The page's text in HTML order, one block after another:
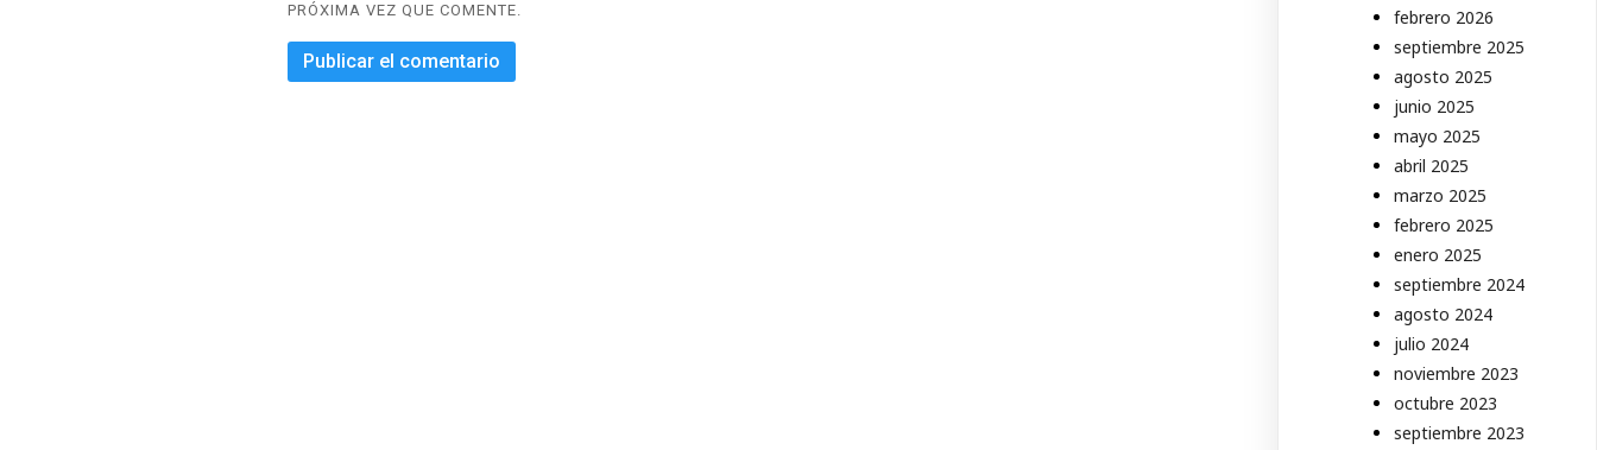
PRÓXIMA VEZ QUE COMENTE.
febrero 2026
septiembre 2025
agosto 2025
junio 2025
mayo 2025
abril 2025
marzo 2025
febrero 2025
enero 2025
septiembre 2024
agosto 2024
julio 2024
noviembre 2023
octubre 2023
septiembre 2023